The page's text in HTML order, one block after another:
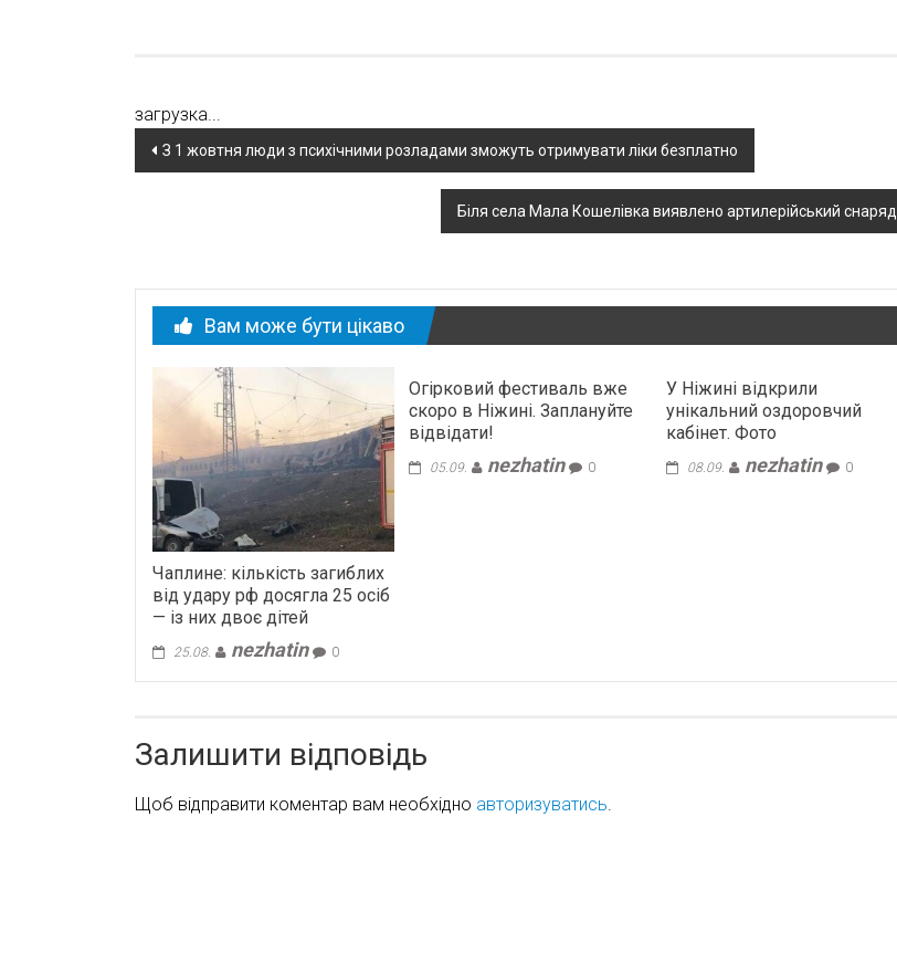
загрузка...
Навігація
З 1 жовтня люди з психічними розладами зможуть отримувати ліки безплатно
Біля села Мала Кошелівка виявлено артилерійський снаряд
Вам може бути цікаво
Чаплине: кількість загиблих
від удару рф досягла 25 осіб
— із них двоє дітей
25.08. nezhatin 0
Огірковий фестиваль вже
скоро в Ніжині. Заплануйте
відвідати!
05.09. nezhatin 0
У Ніжині відкрили
унікальний оздоровчий
кабінет. Фото
08.09. nezhatin 0
Залишити відповідь
Щоб відправити коментар вам необхідно авторизуватись.